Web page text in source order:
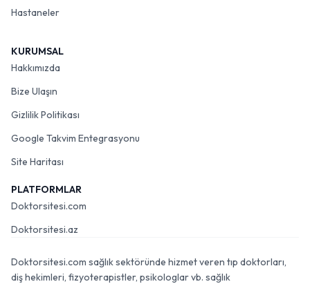
Hastaneler
KURUMSAL
Hakkımızda
Bize Ulaşın
Gizlilik Politikası
Google Takvim Entegrasyonu
Site Haritası
PLATFORMLAR
Doktorsitesi.com
Doktorsitesi.az
Doktorsitesi.com sağlık sektöründe hizmet veren tıp doktorları,
diş hekimleri, fizyoterapistler, psikologlar vb. sağlık